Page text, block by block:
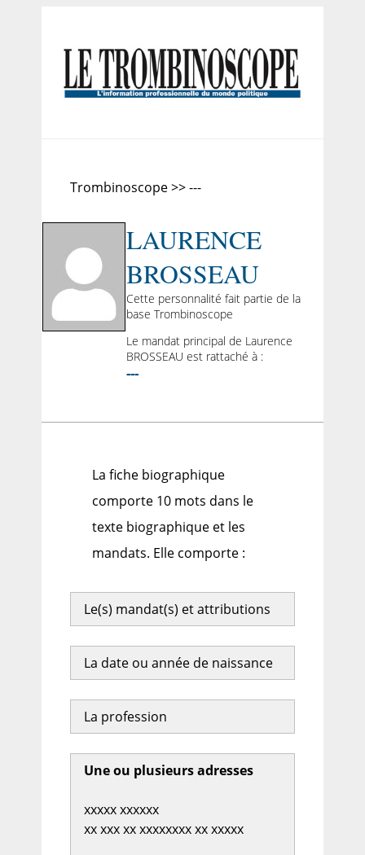
Trombinoscope >> ---
LAURENCE
BROSSEAU
Cette personnalité fait partie de la
base Trombinoscope
Le mandat principal de Laurence
BROSSEAU est rattaché à :
---
La fiche biographique
comporte 10 mots dans le
texte biographique et les
mandats. Elle comporte :
Le(s) mandat(s) et attributions
La date ou année de naissance
La profession
Une ou plusieurs adresses
xxxxx xxxxxx
xx xxx xx xxxxxxxx xx xxxxx